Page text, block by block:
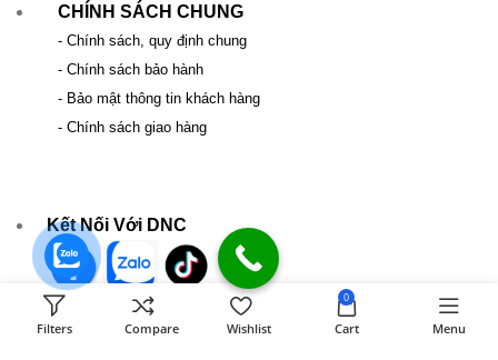
CHÍNH SÁCH CHUNG
- Chính sách, quy định chung
- Chính sách bảo hành
- Bảo mật thông tin khách hàng
- Chính sách giao hàng
Kết Nối Với DNC
589 Đồng Khởi KP8 Tân Phong, BH, ĐN
Filters Compare Wishlist
0
Cart Menu